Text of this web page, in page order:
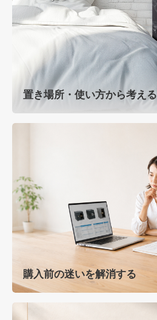
置き場所・使い方から考える
購入前の迷いを解消する